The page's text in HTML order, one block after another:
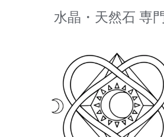
水晶・天然石 専